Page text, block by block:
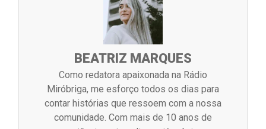
BEATRIZ MARQUES
Como redatora apaixonada na Rádio
Miróbriga, me esforço todos os dias para
contar histórias que ressoem com a nossa
comunidade. Com mais de 10 anos de